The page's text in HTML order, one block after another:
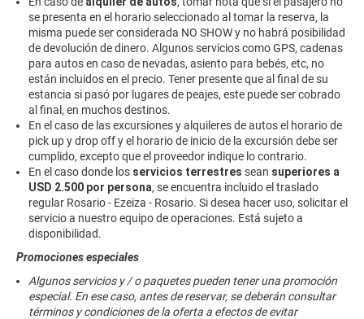
se presenta en el horario seleccionado al tomar la reserva, la
misma puede ser considerada NO SHOW y no habrá posibilidad
de devolución de dinero. Algunos servicios como GPS, cadenas
para autos en caso de nevadas, asiento para bebés, etc, no
están incluidos en el precio. Tener presente que al final de su
estancia si pasó por lugares de peajes, este puede ser cobrado
al final, en muchos destinos.
En el caso de las excursiones y alquileres de autos el horario de
pick up y drop off y el horario de inicio de la excursión debe ser
cumplido, excepto que el proveedor indique lo contrario.
En el caso donde los servicios terrestres sean superiores a
USD 2.500 por persona, se encuentra incluido el traslado
regular Rosario - Ezeiza - Rosario. Si desea hacer uso, solicitar el
servicio a nuestro equipo de operaciones. Está sujeto a
disponibilidad.
Promociones especiales
Algunos servicios y / o paquetes pueden tener una promoción
especial. En ese caso, antes de reservar, se deberán consultar
términos y condiciones de la oferta a efectos de evitar